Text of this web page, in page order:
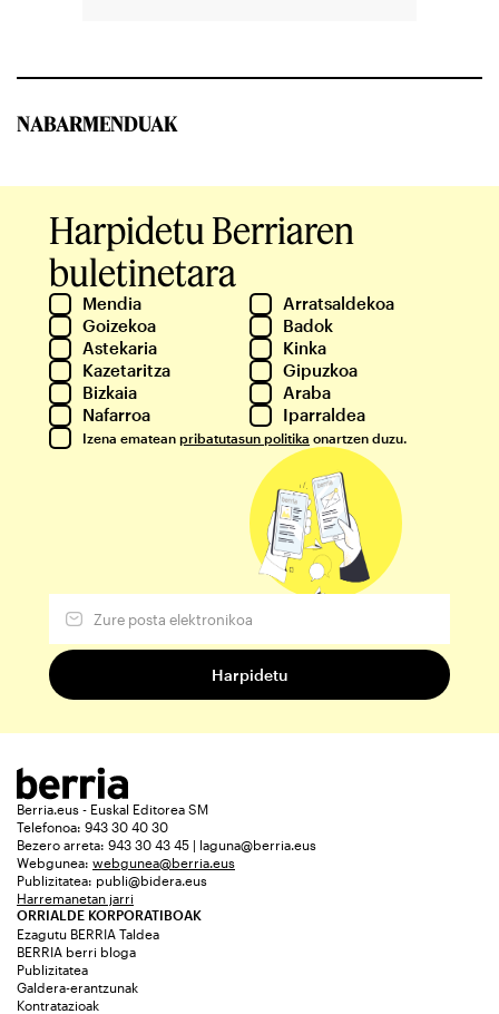
NABARMENDUAK
Harpidetu Berriaren
buletinetara
Mendia
Arratsaldekoa
Goizekoa
Badok
Astekaria
Kinka
Kazetaritza
Gipuzkoa
Bizkaia
Araba
Nafarroa
Iparraldea
Izena ematean pribatutasun politika onartzen duzu.
Berria.eus - Euskal Editorea SM
Telefonoa: 943 30 40 30
Bezero arreta: 943 30 43 45 | laguna@berria.eus
Webgunea: webgunea@berria.eus
Publizitatea: publi@bidera.eus
Harremanetan jarri
ORRIALDE KORPORATIBOAK
Ezagutu BERRIA Taldea
BERRIA berri bloga
Publizitatea
Galdera-erantzunak
Kontratazioak